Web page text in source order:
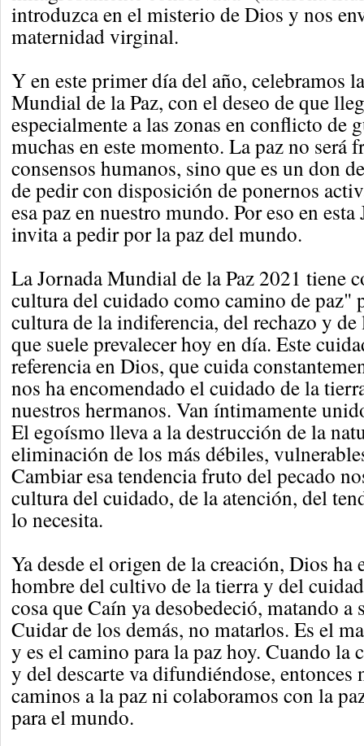
introduzca en el misterio de Dios y nos
maternidad virginal.
Y en este primer día del año, celebramos
Mundial de la Paz, con el deseo de que
especialmente a las zonas en conflicto de
muchas en este momento. La paz no será
consensos humanos, sino que es un don
de pedir con disposición de ponernos
esa paz en nuestro mundo. Por eso en esta
invita a pedir por la paz del mundo.
La Jornada Mundial de la Paz 2021 tiene
cultura del cuidado como camino de paz"
cultura de la indiferencia, del rechazo y
que suele prevalecer hoy en día. Este
referencia en Dios, que cuida
nos ha encomendado el cuidado de la
nuestros hermanos. Van íntimamente
El egoísmo lleva a la destrucción de la
eliminación de los más débiles,
Cambiar esa tendencia fruto del pecado
cultura del cuidado, de la atención, del
lo necesita.
Ya desde el origen de la creación, Dios ha
hombre del cultivo de la tierra y del
cosa que Caín ya desobedeció, matando a
Cuidar de los demás, no matarlos. Es el
y es el camino para la paz hoy. Cuando la
y del descarte va difundiéndose, entonces
caminos a la paz ni colaboramos con la
para el mundo.